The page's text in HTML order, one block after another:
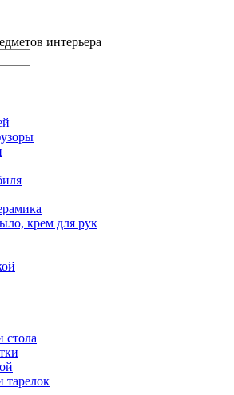
интерьера
крем для рук
стола
тарелок